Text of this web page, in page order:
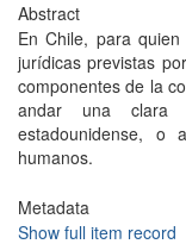
Abstract
En Chile, para
jurídicas previstas
componentes de la
andar una clara
estadounidense, o
humanos.
Metadata
Show full item record